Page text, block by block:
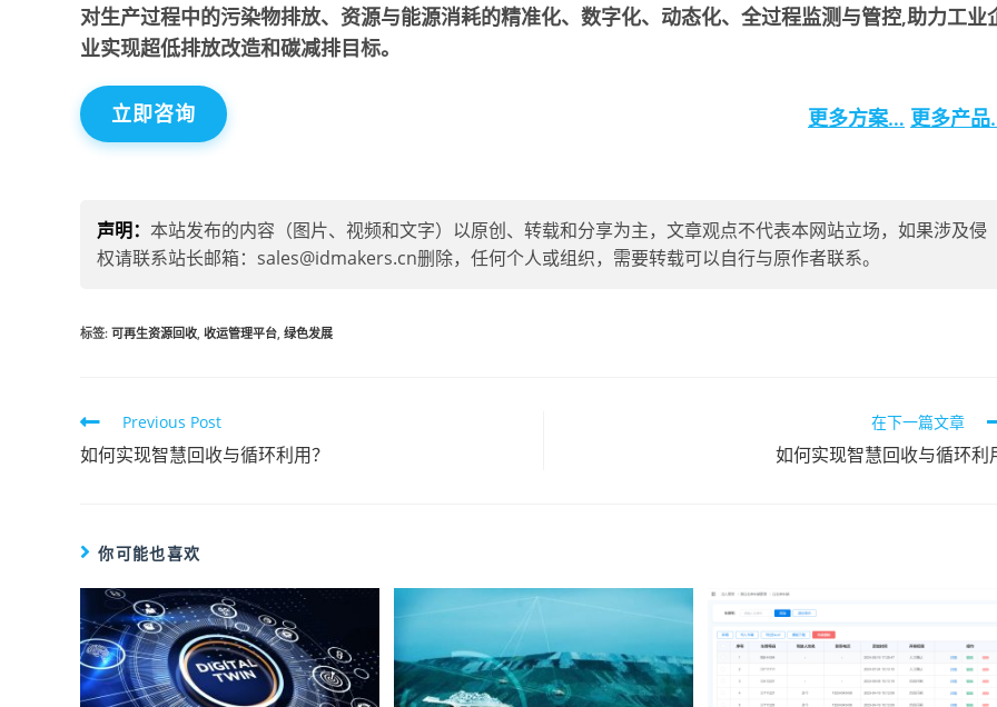
对生产过程中的污染物排放、资源与能源消耗的精准化、数字化、动态化、全过程监测与管控,助力工业
业实现超低排放改造和碳减排目标。
立即咨询 更多方案… 更多产
声明： 本站发布的内容（图片、视频和文字）以原创、转载和分享为主，文章观点不代表本网站立场，如果涉及侵
权请联系站长邮箱：sales@idmakers.cn删除，任何个人或组织，需要转载可以自行与原作者联系。
标签: 可再生资源回收, 收运管理平台, 绿色发展
Previous Post
如何实现智慧回收与循环利用？
在下一篇文章
如何实现智慧回收与循环利
你可能也喜欢